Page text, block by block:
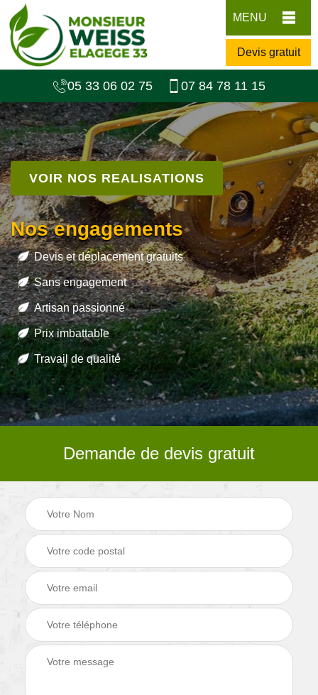
MENU
Devis gratuit
05 33 06 02 75 07 84 78 11 15
VOIR NOS REALISATIONS
Nos engagements
Devis et déplacement gratuits
Sans engagement
Artisan passionné
Prix imbattable
Travail de qualité
Demande de devis gratuit